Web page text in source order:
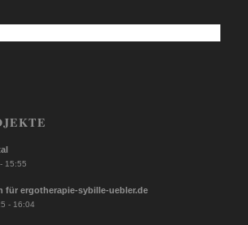
15:55
für ergotherapie-sybille-uebler.de
- 16:04